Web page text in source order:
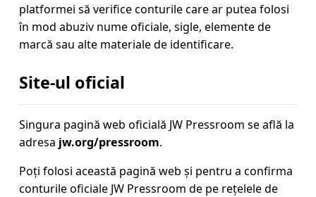
platformei să verifice conturile care ar putea folosi
în mod abuziv nume oficiale, sigle, elemente de
marcă sau alte materiale de identificare.
Site-ul oficial
Singura pagină web oficială JW Pressroom se află la
adresa jw.org/pressroom.
Poți folosi această pagină web și pentru a confirma
conturile oficiale JW Pressroom de pe rețelele de